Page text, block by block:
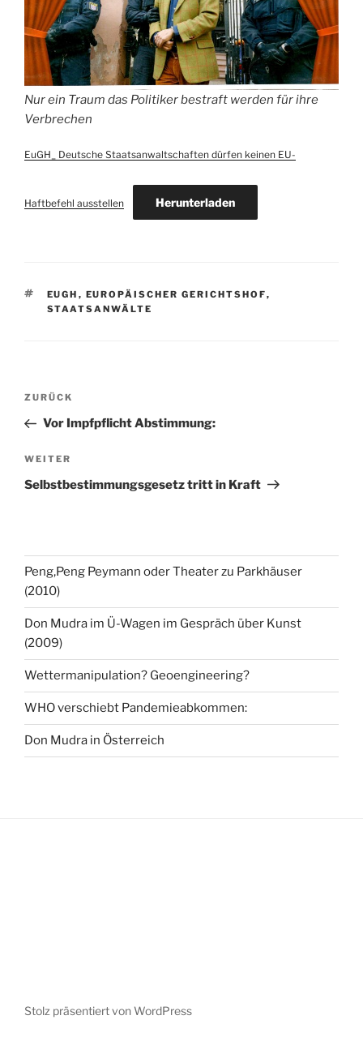
Nur ein Traum das Politiker bestraft werden für ihre
Verbrechen
EuGH_ Deutsche Staatsanwaltschaften dürfen keinen EU-
Haftbefehl ausstellen Herunterladen
SCHLAGWÖRTER
EUGH , EUROPÄISCHER GERICHTSHOF,
STAATSANWÄLTE
Beitragsnavigation
Vorheriger
Beitrag
ZURÜCK
Vor Impfpflicht Abstimmung:
Nächster
Beitrag
WEITER
Selbstbestimmungsgesetz tritt in Kraft
Peng,Peng Peymann oder Theater zu Parkhäuser
(2010)
Don Mudra im Ü-Wagen im Gespräch über Kunst
(2009)
Wettermanipulation? Geoengineering?
WHO verschiebt Pandemieabkommen:
Don Mudra in Österreich
Stolz präsentiert von WordPress